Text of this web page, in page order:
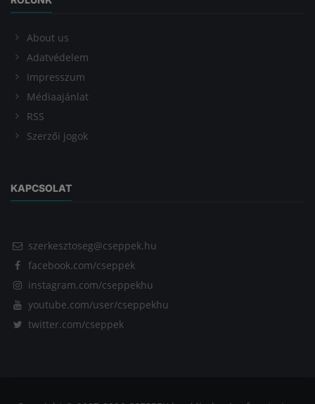
About us
Adatvédelem
Impresszum
Médiaajánlat
RSS
Szerzői jogok
KAPCSOLAT
szerkesztoseg@cseppek.hu
facebook.com/cseppek
instagram.com/cseppekhu
youtube.com/user/cseppekhu
twitter.com/cseppek